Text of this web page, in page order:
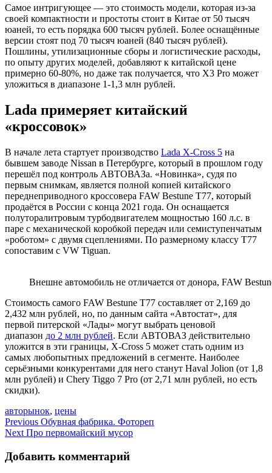
Самое интригующее — это стоимость модели, которая из-за
своей компактности и простоты стоит в Китае от 50 тысяч
юаней, то есть порядка 600 тысяч рублей. Более оснащённые
версии стоят под 70 тысяч юаней (840 тысяч рублей).
Пошлины, утилизационные сборы и логистические расходы,
по опыту других моделей, добавляют к китайской цене
примерно 60-80%, но даже так получается, что X3 Pro может
уложиться в диапазоне 1-1,3 млн рублей.
Lada примеряет китайский
«кроссовок»
В начале лета стартует производство Lada X-Cross 5 на
бывшем заводе Nissan в Петербурге, который в прошлом году
перешёл под контроль АВТОВАЗа. «Новинка», судя по
первым снимкам, является полной копией китайского
переднеприводного кроссовера FAW Bestune T77, который
продаётся в России с конца 2021 года. Он оснащается
полуторалитровым турбодвигателем мощностью 160 л.с. в
паре с механической коробкой передач или семиступенчатым
«роботом» с двумя сцеплениями. По размерному классу T77
сопоставим с VW Tiguan.
Внешне автомобиль не отличается от донора, FAW
Стоимость самого FAW Bestune T77 составляет от 2,169 до
2,432 млн рублей, но, по данным сайта «Автостат», для
первой питерской «Лады» могут выбрать ценовой
диапазон до 2 млн рублей. Если АВТОВАЗ действительно
уложится в эти границы, X-Cross 5 может стать одним из
самых любопытных предложений в сегменте. Наиболее
серьёзными конкурентами для него станут Haval Jolion (от 1,8
млн рублей) и Chery Tiggo 7 Pro (от 2,71 млн рублей, но есть
скидки).
авторынок, цены
Навигация
по
записям
Previous Обувная фабрика. Фотореп
Next Про первомайский мусор
Добавить комментарий